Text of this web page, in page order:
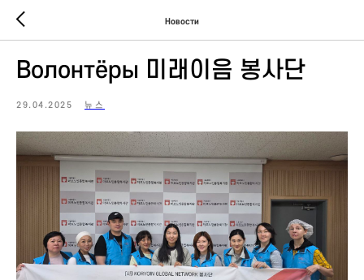
Новости
Волонтёры 미래이음 봉사단
29.04.2025 뉴스